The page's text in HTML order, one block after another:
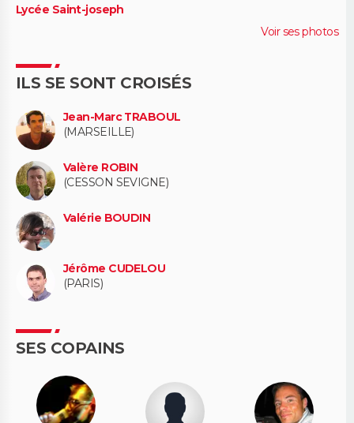
Lycée Saint-joseph
Voir ses photos
ILS SE SONT CROISÉS
Jean-Marc TRABOUL
(MARSEILLE)
Valère ROBIN
(CESSON SEVIGNE)
Valérie BOUDIN
Jérôme CUDELOU
(PARIS)
SES COPAINS